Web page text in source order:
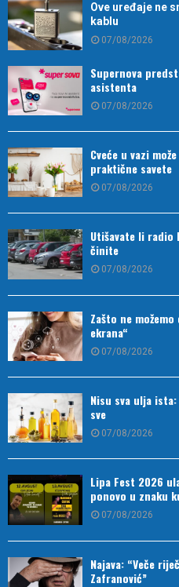
Ove uređaje ne
kablu
07/08/2026
Supernova
asistenta
07/08/2026
Cveće u vazi
praktične savete
07/08/2026
Utišavate li radio
činite
07/08/2026
Zašto ne
ekrana“
07/08/2026
Nisu sva ulja
sve
07/08/2026
Lipa Fest 2026
ponovo u znaku
07/08/2026
Najava: “Veče
Zafranović”